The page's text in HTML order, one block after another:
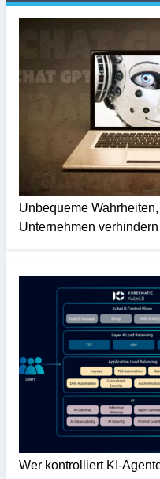
Unbequeme
Unternehmen verhindern
Wer kontrolliert KI-